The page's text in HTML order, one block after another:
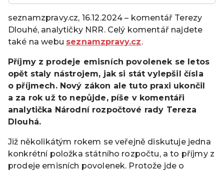
seznamzpravy.cz, 16.12.2024 – komentář Terezy
Dlouhé, analytičky NRR. Celý komentář najdete
také na webu seznamzpravy.cz.
Příjmy z prodeje emisních povolenek se letos
opět staly nástrojem, jak si stát vylepšil čísla
o příjmech. Nový zákon ale tuto praxi ukončil
a za rok už to nepůjde, píše v komentáři
analytička Národní rozpočtové rady Tereza
Dlouhá.
Již několikátým rokem se veřejně diskutuje jedna
konkrétní položka státního rozpočtu, a to příjmy z
prodeje emisních povolenek. Protože jde o